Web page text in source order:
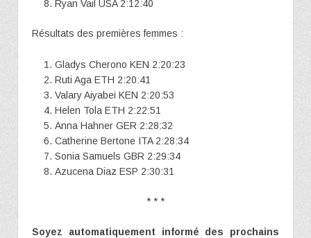
Ryan Vail USA 2:12:40
Résultats des premières femmes :
Gladys Cherono KEN 2:20:23
Ruti Aga ETH 2:20:41
Valary Aiyabei KEN 2:20:53
Helen Tola ETH 2:22:51
Anna Hahner GER 2:28:32
Catherine Bertone ITA 2:28:34
Sonia Samuels GBR 2:29:34
Azucena Diaz ESP 2:30:31
* * *
Soyez automatiquement informé des prochains